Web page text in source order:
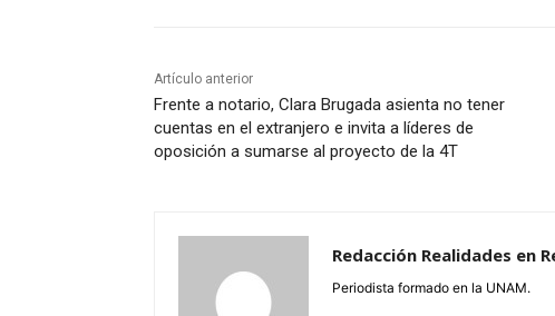
Artículo anterior
Frente a notario, Clara Brugada asienta no tener
cuentas en el extranjero e invita a líderes de
oposición a sumarse al proyecto de la 4T
Redacción Realidades en
Periodista formado en la UNAM.